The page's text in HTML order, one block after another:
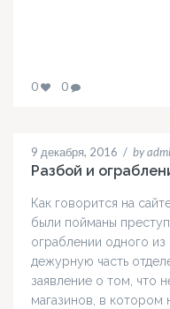
0 0
9 декабря, 2016 / by
Разбой и
Как говорится на
были пойманы
ограблении одного
дежурную часть
заявление о том, что
магазинов, в котором